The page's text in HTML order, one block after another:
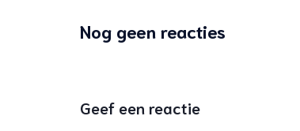
Nog geen reacties
Geef een reactie